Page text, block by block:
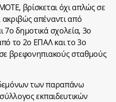
βρίσκεται όχι απλώς σε
απέναντι από
7ο δημοτικά σχολεία, 3ο
το 2ο ΕΠΑΛ και το 3ο
βρεφονηπιακούς σταθμούς
των παραπάνω
εκπαιδευτικών